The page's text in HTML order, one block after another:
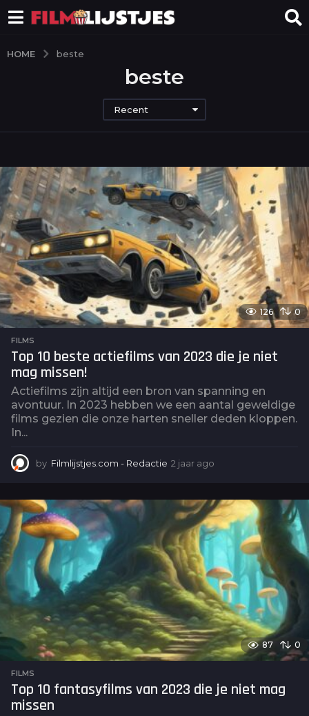
HOME beste
beste
Recent
126 0
FILMS
Top 10 beste actiefilms van 2023 die je niet
mag missen!
Actiefilms zijn altijd een bron van spanning en
avontuur. In 2023 hebben we een aantal geweldige
films gezien die onze harten sneller deden kloppen.
In...
by Filmlijstjes.com - Redactie 2 jaar ago
a
r
a
87 0
FILMS
Top 10 fantasyfilms van 2023 die je niet mag
missen